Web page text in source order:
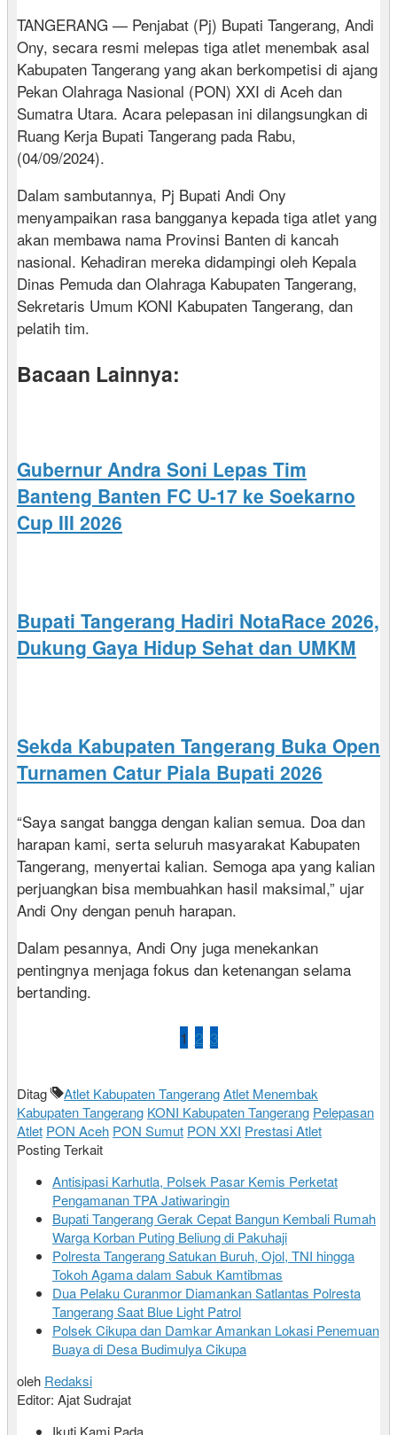
TANGERANG — Penjabat (Pj) Bupati Tangerang, Andi
Ony, secara resmi melepas tiga atlet menembak asal
Kabupaten Tangerang yang akan berkompetisi di ajang
Pekan Olahraga Nasional (PON) XXI di Aceh dan
Sumatra Utara. Acara pelepasan ini dilangsungkan di
Ruang Kerja Bupati Tangerang pada Rabu,
(04/09/2024).
Dalam sambutannya, Pj Bupati Andi Ony
menyampaikan rasa bangganya kepada tiga atlet yang
akan membawa nama Provinsi Banten di kancah
nasional. Kehadiran mereka didampingi oleh Kepala
Dinas Pemuda dan Olahraga Kabupaten Tangerang,
Sekretaris Umum KONI Kabupaten Tangerang, dan
pelatih tim.
Bacaan Lainnya:
Gubernur Andra Soni Lepas Tim
Banteng Banten FC U-17 ke Soekarno
Cup III 2026
Bupati Tangerang Hadiri NotaRace 2026,
Dukung Gaya Hidup Sehat dan UMKM
Sekda Kabupaten Tangerang Buka Open
Turnamen Catur Piala Bupati 2026
“Saya sangat bangga dengan kalian semua. Doa dan
harapan kami, serta seluruh masyarakat Kabupaten
Tangerang, menyertai kalian. Semoga apa yang kalian
perjuangkan bisa membuahkan hasil maksimal,” ujar
Andi Ony dengan penuh harapan.
Dalam pesannya, Andi Ony juga menekankan
pentingnya menjaga fokus dan ketenangan selama
bertanding.
1 2 3
Ditag Atlet Kabupaten TangerangAtlet Menembak
Kabupaten Tangerang KONI Kabupaten Tangerang Pelepasan
Atlet PON Aceh PON Sumut PON XXI Prestasi Atlet
Posting Terkait
Antisipasi Karhutla, Polsek Pasar Kemis Perketat
Pengamanan TPA Jatiwaringin
Bupati Tangerang Gerak Cepat Bangun Kembali Rumah
Warga Korban Puting Beliung di Pakuhaji
Polresta Tangerang Satukan Buruh, Ojol, TNI hingga
Tokoh Agama dalam Sabuk Kamtibmas
Dua Pelaku Curanmor Diamankan Satlantas Polresta
Tangerang Saat Blue Light Patrol
Polsek Cikupa dan Damkar Amankan Lokasi Penemuan
Buaya di Desa Budimulya Cikupa
oleh Redaksi
Editor: Ajat Sudrajat
Ikuti Kami Pada